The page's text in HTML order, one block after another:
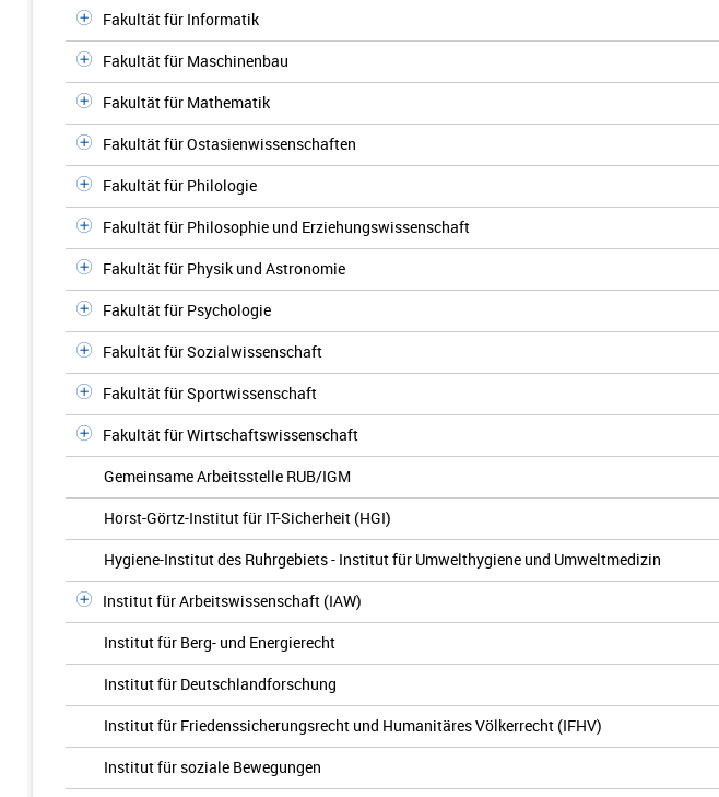
Fakultät für Informatik
Fakultät für Maschinenbau
Fakultät für Mathematik
Fakultät für Ostasienwissenschaften
Fakultät für Philologie
Fakultät für Philosophie und Erziehungswissenschaft
Fakultät für Physik und Astronomie
Fakultät für Psychologie
Fakultät für Sozialwissenschaft
Fakultät für Sportwissenschaft
Fakultät für Wirtschaftswissenschaft
Gemeinsame Arbeitsstelle RUB/IGM
Horst-Görtz-Institut für IT-Sicherheit (HGI)
Hygiene-Institut des Ruhrgebiets - Institut für Umwelthygiene und Umweltmedizin
Institut für Arbeitswissenschaft (IAW)
Institut für Berg- und Energierecht
Institut für Deutschlandforschung
Institut für Friedenssicherungsrecht und Humanitäres Völkerrecht (IFHV)
Institut für soziale Bewegungen